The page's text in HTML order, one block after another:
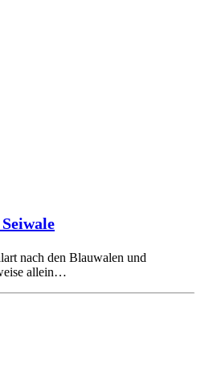
nach den Blauwalen und
allein…